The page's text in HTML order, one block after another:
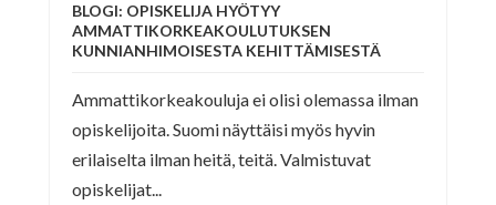
BLOGI: OPISKELIJA HYÖTYY
AMMATTIKORKEAKOULUTUKSEN
KUNNIANHIMOISESTA KEHITTÄMISESTÄ
Ammattikorkeakouluja ei olisi olemassa ilman
opiskelijoita. Suomi näyttäisi myös hyvin
erilaiselta ilman heitä, teitä. Valmistuvat
opiskelijat...